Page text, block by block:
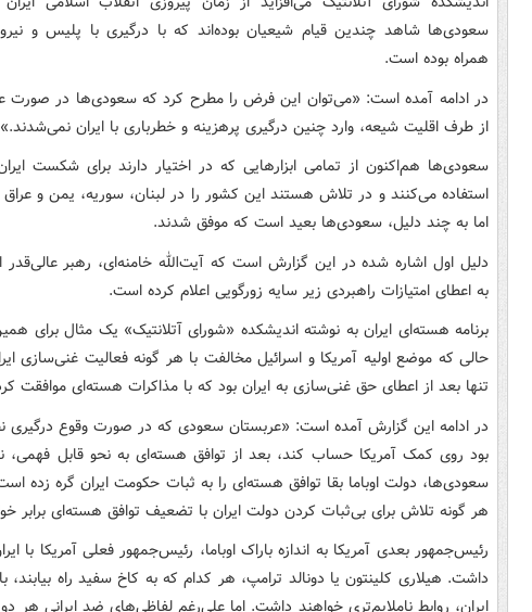
سعودی‌ها شاهد چندین قیام شیعیان بوده‌اند که با درگیری با پلیس و
همراه بوده است.
در ادامه آمده است: «می‌توان این فرض را مطرح کرد که سعودی‌ها در
از طرف اقلیت شیعه، وارد چنین درگیری پرهزینه و خطرباری با ایران نمی‌شدند.»
سعودی‌ها هم‌اکنون از تمامی ابزارهایی که در اختیار دارند برای شکست
استفاده می‌کنند و در تلاش هستند این کشور را در لبنان، سوریه، یمن و
اما به چند دلیل، سعودی‌ها بعید است که موفق شدند.
دلیل اول اشاره شده در این گزارش است که آیت‌الله خامنه‌ای، رهبر عالی‌قدر
به اعطای امتیازات راهبردی زیر سایه زورگویی اعلام کرده است.
برنامه هسته‌ای ایران به نوشته اندیشکده «شورای آتلانتیک» یک مثال برای
حالی که موضع اولیه آمریکا و اسرائیل مخالفت با هر گونه فعالیت غنی‌سازی
تنها بعد از اعطای حق غنی‌سازی به ایران بود که با مذاکرات هسته‌ای موافقت
در ادامه این گزارش آمده است: «عربستان سعودی که در صورت وقوع درگیری
بود روی کمک آمریکا حساب کند، بعد از توافق هسته‌ای به نحو قابل فهمی،
سعودی‌ها، دولت اوباما بقا توافق هسته‌ای را به ثبات حکومت ایران گره زده
هر گونه تلاش برای بی‌ثبات کردن دولت ایران با تضعیف توافق هسته‌ای برابر
رئیس‌جمهور بعدی آمریکا به اندازه باراک اوباما، رئیس‌جمهور فعلی آمریکا با
داشت. هیلاری کلینتون یا دونالد ترامپ، هر کدام که به کاخ سفید راه بیابند،
ایران، روابط ناملایم‌تری خواهند داشت. اما علی‌رغم لفاظی‌های ضد ایرانی هر